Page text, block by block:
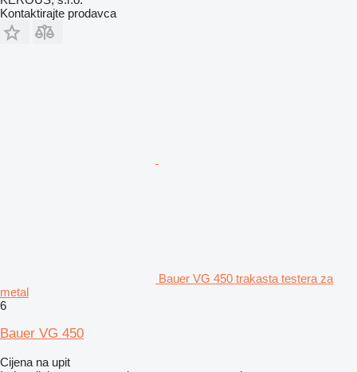
Kontaktirajte prodavca
Bauer VG 450 trakasta testera za
metal
6
Bauer VG 450
Cijena na upit